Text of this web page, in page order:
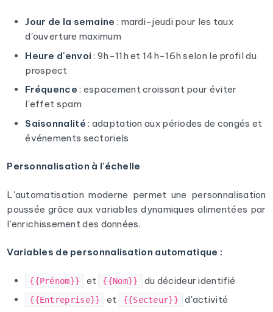
Jour de la semaine : mardi-jeudi pour les taux
d'ouverture maximum
Heure d'envoi : 9h-11h et 14h-16h selon le profil du
prospect
Fréquence : espacement croissant pour éviter
l'effet spam
Saisonnalité : adaptation aux périodes de congés et
événements sectoriels
Personnalisation à l'échelle
L'automatisation moderne permet une personnalisation
poussée grâce aux variables dynamiques alimentées par
l'enrichissement des données.
Variables de personnalisation automatique :
{{Prénom}} et {{Nom}} du décideur identifié
{{Entreprise}} et {{Secteur}} d'activité